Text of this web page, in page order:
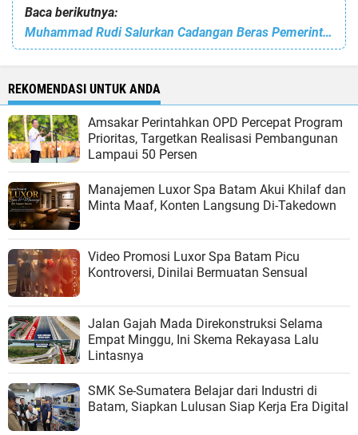
Baca berikutnya:
Muhammad Rudi Salurkan Cadangan Beras Pemerintah Kepada 6.178 KPM
REKOMENDASI UNTUK ANDA
Amsakar Perintahkan OPD Percepat Program
Prioritas, Targetkan Realisasi Pembangunan
Lampaui 50 Persen
Manajemen Luxor Spa Batam Akui Khilaf dan
Minta Maaf, Konten Langsung Di-Takedown
Video Promosi Luxor Spa Batam Picu
Kontroversi, Dinilai Bermuatan Sensual
Jalan Gajah Mada Direkonstruksi Selama
Empat Minggu, Ini Skema Rekayasa Lalu
Lintasnya
SMK Se-Sumatera Belajar dari Industri di
Batam, Siapkan Lulusan Siap Kerja Era Digital